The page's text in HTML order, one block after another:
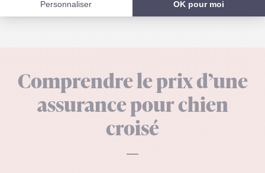
Comprendre le prix d’une
assurance pour chien
croisé